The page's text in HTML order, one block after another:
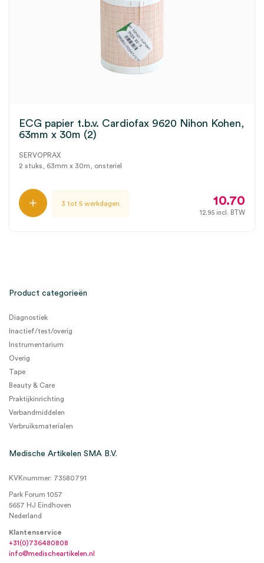
ECG papier t.b.v. Cardiofax 9620 Nihon Kohen,
63mm x 30m (2)
SERVOPRAX
2 stuks, 63mm x 30m, onsteriel
3 tot 5 werkdagen 10.70
12.95 incl. BTW
Product categorieën
Diagnostiek
Inactief/test/overig
Instrumentarium
Overig
Tape
Beauty & Care
Praktijkinrichting
Verbandmiddelen
Verbruiksmaterialen
Medische Artikelen SMA B.V.
KVKnummer: 73580791
Park Forum 1057
5657 HJ Eindhoven
Nederland
Klantenservice
+31(0)736480808
info@medischeartikelen.nl